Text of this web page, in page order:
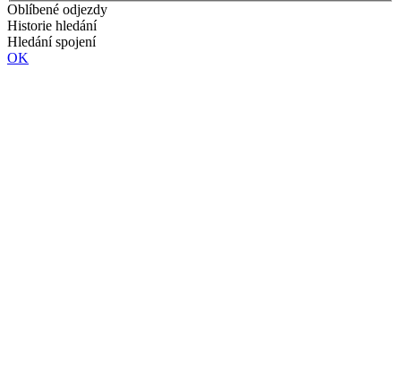
Oblíbené odjezdy
Historie hledání
Hledání spojení
OK